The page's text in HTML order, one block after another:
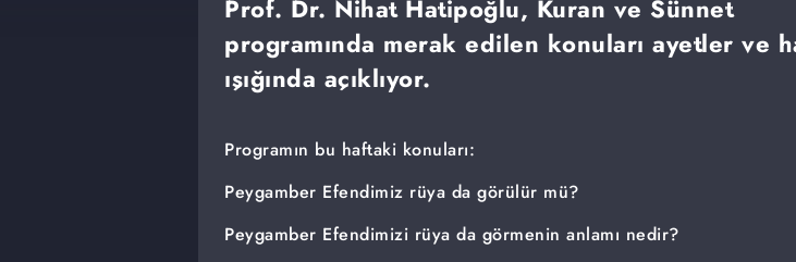
Prof. Dr. Nihat Hatipoğlu, Kuran ve Sünnet
programında merak edilen konuları ayetler ve
ışığında açıklıyor.
Programın bu haftaki konuları:
Peygamber Efendimiz rüya da görülür mü?
Peygamber Efendimizi rüya da görmenin anlamı nedir?